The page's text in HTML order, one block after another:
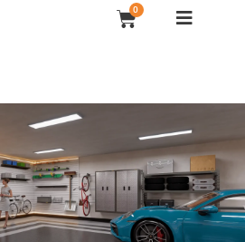
0
Carrello